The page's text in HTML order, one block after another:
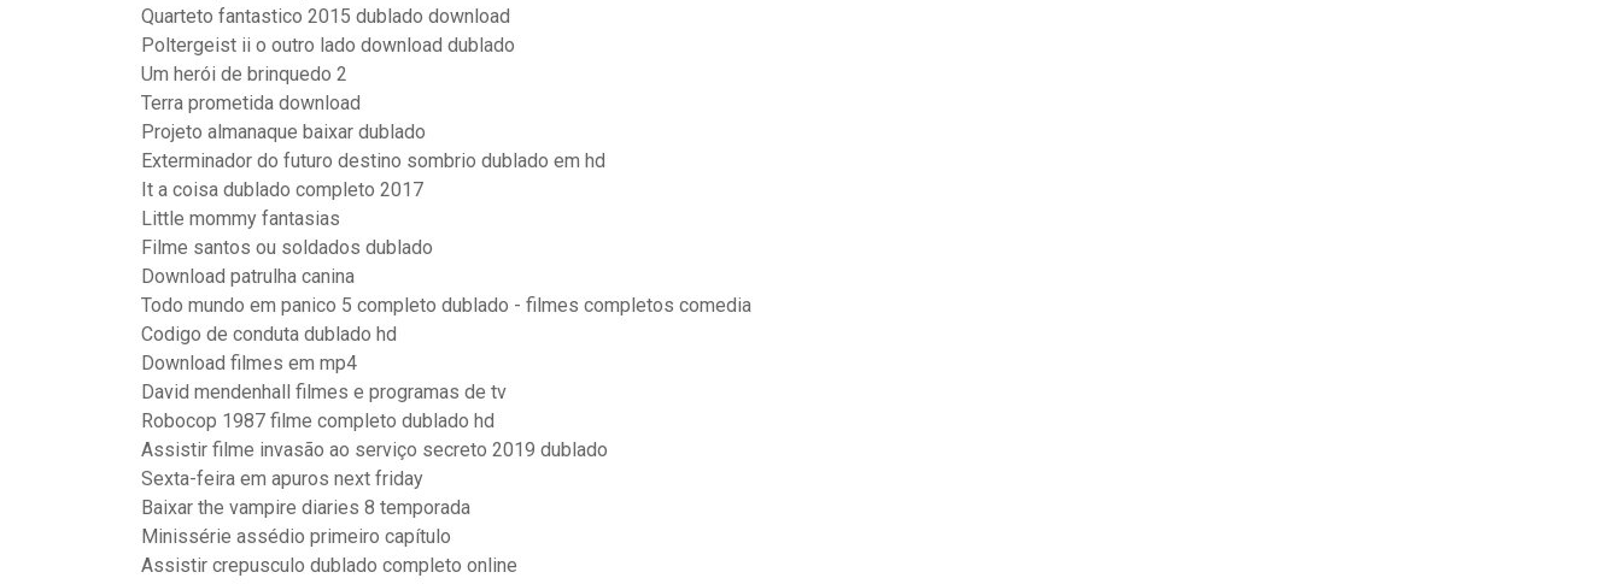
Quarteto fantastico 2015 dublado download
Poltergeist ii o outro lado download dublado
Um herói de brinquedo 2
Terra prometida download
Projeto almanaque baixar dublado
Exterminador do futuro destino sombrio dublado em hd
It a coisa dublado completo 2017
Little mommy fantasias
Filme santos ou soldados dublado
Download patrulha canina
Todo mundo em panico 5 completo dublado - filmes completos comedia
Codigo de conduta dublado hd
Download filmes em mp4
David mendenhall filmes e programas de tv
Robocop 1987 filme completo dublado hd
Assistir filme invasão ao serviço secreto 2019 dublado
Sexta-feira em apuros next friday
Baixar the vampire diaries 8 temporada
Minissérie assédio primeiro capítulo
Assistir crepusculo dublado completo online